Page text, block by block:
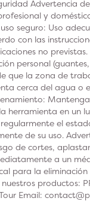
Advertencia
y
seguro: Uso
con las
no previstas.
personal
que la zona de
cerca del agua o
herramienta en un
el
de su uso.
de cortes,
a un
para la
productos:
Email: